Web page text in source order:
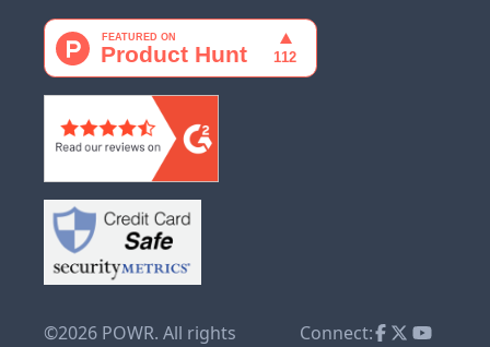
©2026 POWR. All rights Connect: